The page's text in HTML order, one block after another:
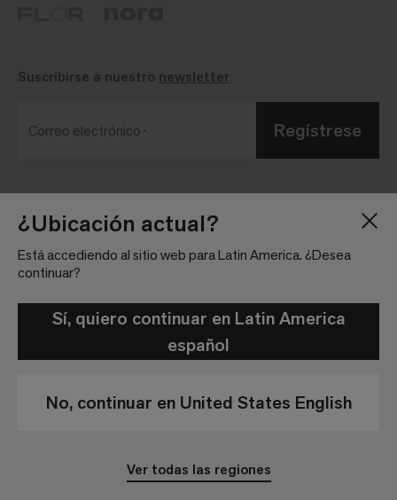
¿Ubicación actual?
Está accediendo al sitio web para Latin America. ¿Desea
continuar?
Sí, quiero continuar en Latin America
español
No, continuar en United States English
Ver todas las regiones
Blog
Trabaja con nosotros
Ubicaciones
Sala de Prensa
Inversionistas
comunidad
Suscribirse a nuestro newsletter
Correo electrónico Regístrese
© 2026 Interface, Inc. All rights reserved.